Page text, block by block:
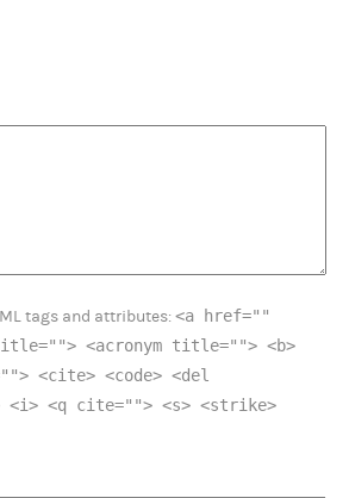
tags and attributes:<a href=""
<acronym title=""> <b>
<cite> <code> <del
<i> <q cite=""> <s> <strike>